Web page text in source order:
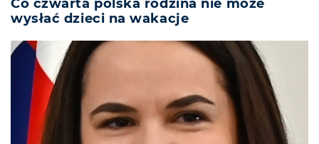
Co czwarta polska rodzina nie może
wysłać dzieci na wakacje